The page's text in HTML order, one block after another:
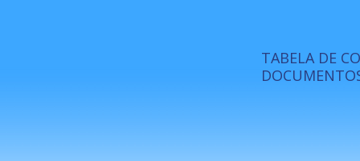
ISO 9001:
A
TABELA DE